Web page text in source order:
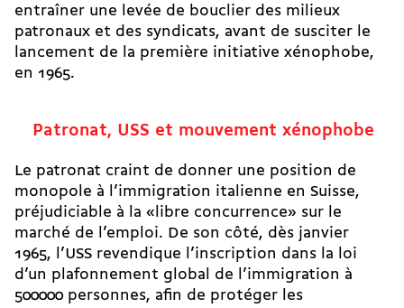
entraîner une levée de bouclier des milieux
patronaux et des syndicats, avant de susciter le
lancement de la première initiative xénophobe,
en 1965.
Patronat, USS et mouvement xénophobe
Le patronat craint de donner une position de
monopole à l’immigration italienne en Suisse,
préjudiciable à la «libre concurrence» sur le
marché de l’emploi. De son côté, dès janvier
1965, l’USS revendique l’inscription dans la loi
d’un plafonnement global de l’immigration à
500000 personnes, afin de protéger les